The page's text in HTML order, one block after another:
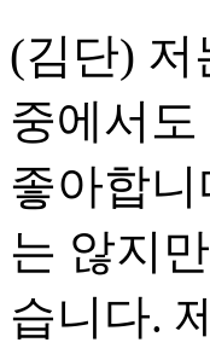
(김단) 저
중에서
좋아합
는 않지
습니다.